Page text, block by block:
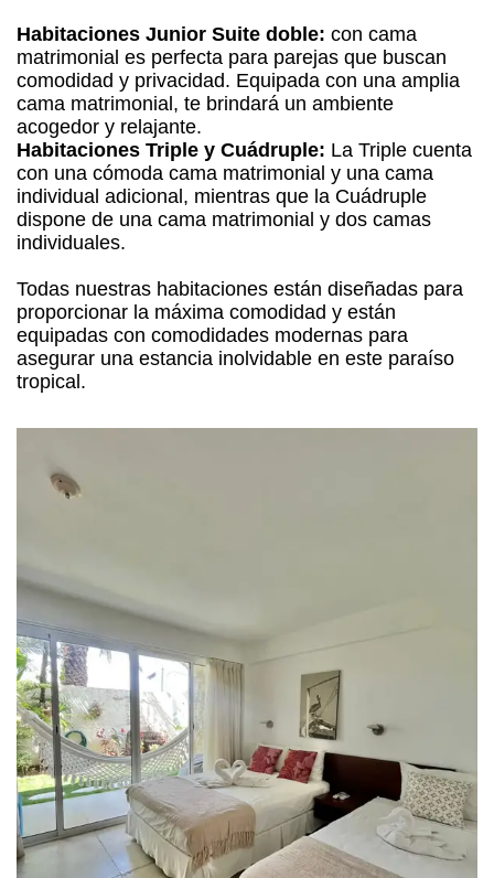
Habitaciones Junior Suite doble: con cama
matrimonial es perfecta para parejas que buscan
comodidad y privacidad. Equipada con una amplia
cama matrimonial, te brindará un ambiente
acogedor y relajante.
Habitaciones Triple y Cuádruple: La Triple cuenta
con una cómoda cama matrimonial y una cama
individual adicional, mientras que la Cuádruple
dispone de una cama matrimonial y dos camas
individuales.
Todas nuestras habitaciones están diseñadas para
proporcionar la máxima comodidad y están
equipadas con comodidades modernas para
asegurar una estancia inolvidable en este paraíso
tropical.